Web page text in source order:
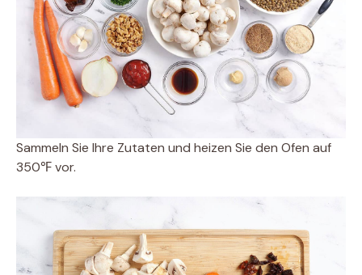
Sammeln Sie Ihre Zutaten und heizen Sie den Ofen auf
350℉ vor.